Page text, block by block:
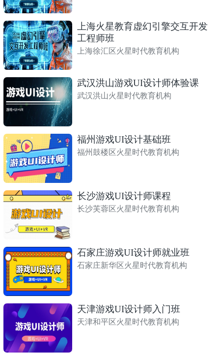
上海火星教育虚幻引擎交互开发
工程师班
上海徐汇区火星时代教育机构
武汉洪山游戏UI设计师体验课
武汉洪山火星时代教育机构
福州游戏UI设计基础班
福州鼓楼区火星时代教育机构
长沙游戏UI设计师课程
长沙芙蓉区火星时代教育机构
石家庄游戏UI设计师就业班
石家庄新华区火星时代教育机构
天津游戏UI设计师入门班
天津和平区火星时代教育机构